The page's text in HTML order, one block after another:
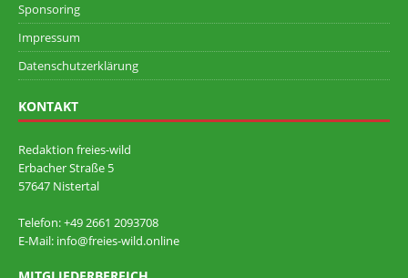
Sponsoring
Impressum
Datenschutzerklärung
KONTAKT
Redaktion freies-wild
Erbacher Straße 5
57647 Nistertal
Telefon: +49 ‭2661 2093708
E-Mail: info@freies-wild.online